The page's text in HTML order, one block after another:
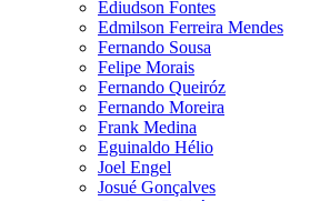
Ediudson Fontes
Edmilson Ferreira Mendes
Fernando Sousa
Felipe Morais
Fernando Queiróz
Fernando Moreira
Frank Medina
Eguinaldo Hélio
Joel Engel
Josué Gonçalves